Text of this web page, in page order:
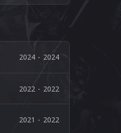
2024 - 2024
2022 - 2022
2021 - 2022